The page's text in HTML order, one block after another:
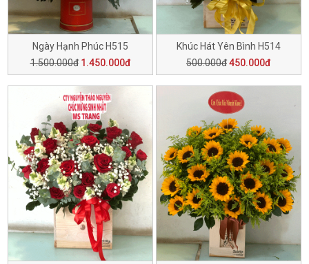
Ngày Hạnh Phúc H515
1.500.000đ 1.450.000đ
Khúc Hát Yên Bình H514
500.000đ450.000đ